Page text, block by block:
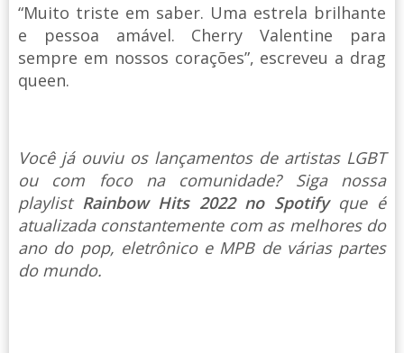
“Muito triste em saber. Uma estrela brilhante
e pessoa amável. Cherry Valentine para
sempre em nossos corações”, escreveu a drag
queen.
Você já ouviu os lançamentos de artistas LGBT
ou com foco na comunidade? Siga nossa
playlist Rainbow Hits 2022 no Spotify que é
atualizada constantemente com as melhores do
ano do pop, eletrônico e MPB de várias partes
do mundo.